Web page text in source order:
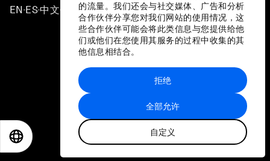
的流量。我们还会与社交媒体、广告和分析
合作伙伴分享您对我们网站的使用情况，这
些合作伙伴可能会将此类信息与您提供给他
们或他们在您使用其服务的过程中收集的其
他信息相结合。
全部允许
自定义
拒绝
EN ▪ ES▪中文▪ 日本語
站点地图
世界经济论坛